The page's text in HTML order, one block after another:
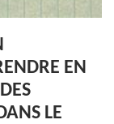
EN
LE